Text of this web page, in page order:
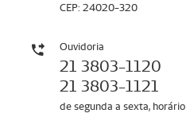
CEP: 24020-320
Ouvidoria
21 3803-1120
21 3803-1121
de segunda a sexta,